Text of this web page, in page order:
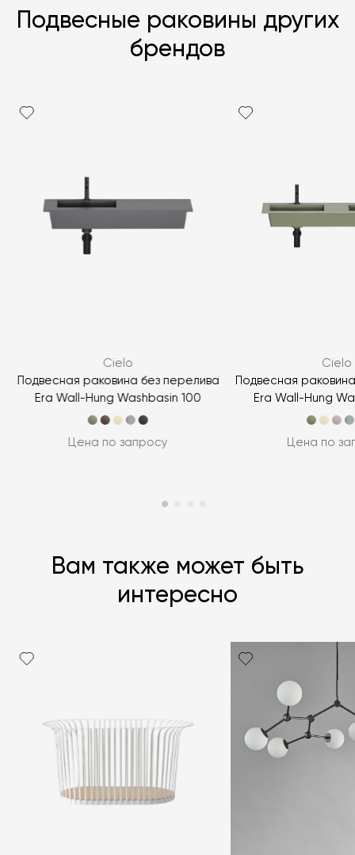
Подвесные раковины других
брендов
Cielo
Подвесная раковина без перелива
Era Wall-Hung Washbasin 100
Цена по запросу
Cielo
Подвесная
Era Wall-Hung
Цена по
Вам также может быть
интересно